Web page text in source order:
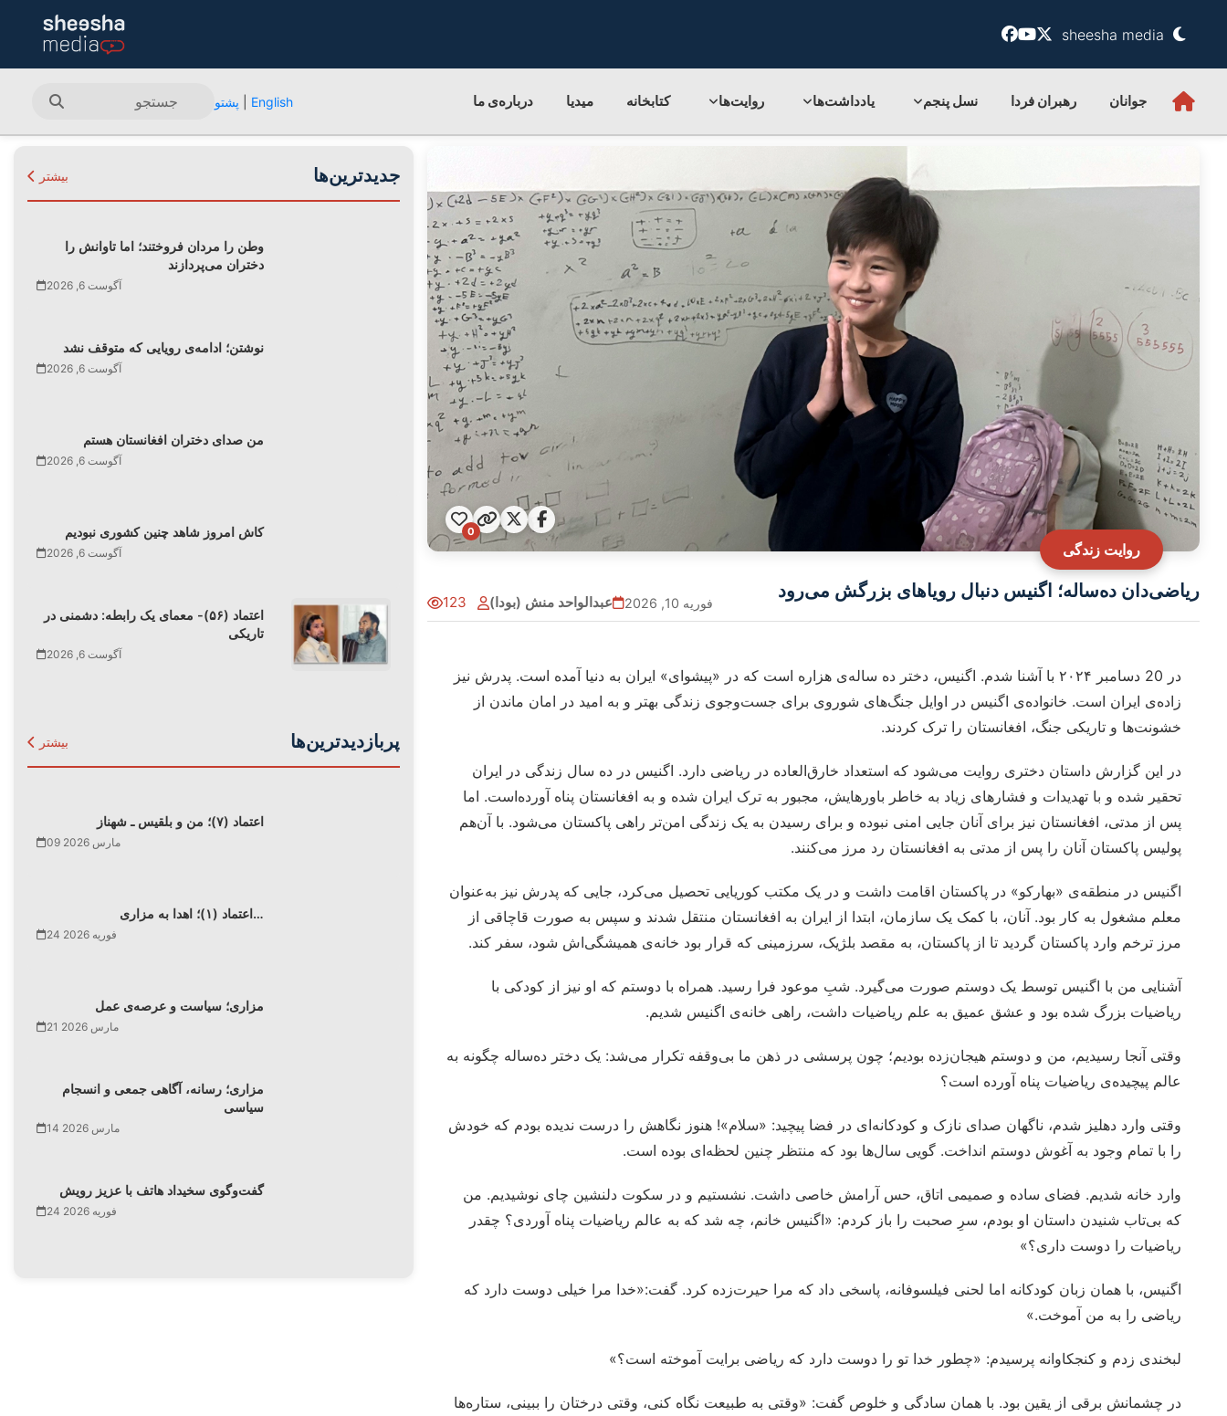
sheesha media
جوانان رهبران فردا نسل پنجم یادداشت‌ها روایت‌ها کتابخانه میدیا درباره‌ی‌ ما English پشتو
روایت زندگی
0
ریاضی‌دان ده‌ساله؛ اگنیس دنبال رویاهای بزرگش می‌رود
123 عبدالواحد منش (بودا) فوریه 10, 2026
در 20 دسامبر ۲۰۲۴ با آشنا شدم. اگنیس، دختر ده ساله‌ی هزاره است که در «پیشوای» ایران به دنیا آمده است. پدرش نیز
زاده‌ی ایران است. خانواده‌ی اگنیس در اوایل جنگ‌های شوروی برای جست‌وجوی زندگی بهتر و به امید در امان ماندن از
خشونت‌ها و تاریکی‌ جنگ، افغانستان را ترک کردند.
در این گزارش داستان دختری‌ روایت می‌شود که استعداد خارق‌العاده در ریاضی دارد. اگنیس در ده سال زندگی در ایران
تحقیر شده و با تهدیدات و فشارهای زیاد به خاطر باورهایش، مجبور به ترک ایران شده‌ و به افغانستان پناه آورده‌است. اما
پس از مدتی، افغانستان نیز برای آنان جایی امنی نبوده و برای رسیدن به یک زندگی امن‌تر راهی پاکستان می‌شود. با آن‌هم
پولیس پاکستان آنان را پس از مدتی به افغانستان رد مرز می‌کنند.
اگنیس در منطقه‌ی «بهارکو» در پاکستان اقامت داشت و در یک مکتب کوریایی تحصیل می‌کرد، جایی که پدرش نیز به‌عنوان
معلم مشغول به کار بود. آنان، با کمک یک سازمان، ابتدا از ایران به افغانستان منتقل شدند و سپس به صورت قاچاقی از
مرز ترخم وارد پاکستان گردید تا از پاکستان، به مقصد بلژیک، سرزمینی که قرار بود خانه‌ی همیشگی‌اش شود، سفر کند.
آشنایی من با اگنیس توسط یک دوستم صورت می‌گیرد. شبِ موعود فرا رسید. همراه با دوستم که او نیز از کودکی با
ریاضیات بزرگ شده بود و عشق عمیق به علم ریاضیات داشت، راهی خانه‌ی اگنیس شدیم.
وقتی آنجا رسیدیم، من و دوستم هیجان‌زده بودیم؛ چون پرسشی در ذهن‌ ما بی‌وقفه تکرار می‌شد: یک دختر ده‌ساله چگونه به
عالم پیچیده‌ی ریاضیات پناه آورده است؟
وقتی وارد دهلیز شدم، ناگهان صدای نازک و کودکانه‌ای در فضا پیچید: «سلام»! هنوز نگاهش را درست ندیده بودم که خودش
را با تمام وجود به آغوش دوستم انداخت. گویی سال‌ها بود که منتظر چنین لحظه‌ای بوده است.
وارد خانه شدیم. فضای ساده و صمیمی اتاق، حس آرامش خاصی داشت. نشستیم و در سکوت دلنشین چای نوشیدیم. من
که بی‌تاب شنیدن داستان او بودم، سرِ صحبت را باز کردم: «اگنیس خانم، چه شد که به عالم ریاضیات پناه آوردی؟ چقدر
ریاضیات را دوست داری؟»
اگنیس، با همان زبان کودکانه اما لحنی فیلسوفانه، پاسخی داد که مرا حیرت‌زده کرد. گفت:«خدا مرا خیلی دوست دارد که
ریاضی را به من آموخت.»
لبخندی زدم و کنجکاوانه پرسیدم: «چطور خدا تو را دوست دارد که ریاضی برایت آموخته است؟»
در چشمانش برقی از یقین بود. با همان سادگی و خلوص گفت: «وقتی به طبیعت نگاه کنی، وقتی درختان را ببینی، ستاره‌ها
جدیدترین‌ها بیشتر
وطن را مردان فروختند؛ اما تاوانش را
دختران می‌پردازند
آگوست 6, 2026
نوشتن؛ ادامه‌ی رویایی که متوقف نشد
آگوست 6, 2026
من صدای دختران افغانستان هستم
آگوست 6, 2026
کاش امروز شاهد چنین کشوری نبودیم
آگوست 6, 2026
اعتماد (۵۶)- معمای یک رابطه: دشمنی در
تاریکی
آگوست 6, 2026
پربازدیدترین‌ها بیشتر
اعتماد (۷)؛ من و بلقیس ـ شهناز
09 مارس 2026
اعتماد (۱)؛ اهدا به مزاری…
24 فوریه 2026
مزاری؛ سیاست و عرصه‌ی عمل
21 مارس 2026
مزاری؛ رسانه، آگاهی جمعی و انسجام
سیاسی
14 مارس 2026
گفت‌وگوی سخیداد هاتف با عزیز رویش
24 فوریه 2026